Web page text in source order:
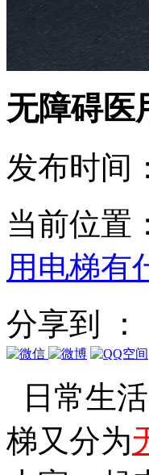
无障碍医
发布时间
当前位置：
用电梯有
分享到 ：
日常生
梯又分为